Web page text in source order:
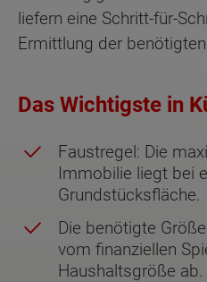
liefern eine Schritt-für-
Ermittlung der
Das Wichtigste in
Faustregel: Die
Immobilie liegt bei
Grundstücksfläche.
Die benötigte
vom finanziellen
Haushaltsgröße ab.